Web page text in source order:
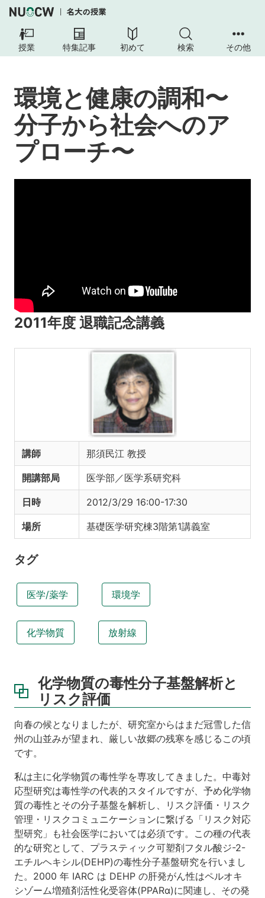
授業 特集記事 初めて 検索 その他
環境と健康の調和〜
分子から社会へのア
プローチ〜
2011年度 退職記念講義
講師 那須民江 教授
開講部局 医学部／医学系研究科
日時 2012/3/29 16:00-17:30
場所 基礎医学研究棟3階第1講義室
タグ
医学/薬学 環境学
化学物質 放射線
化学物質の毒性分子基盤解析と
リスク評価
向春の候となりましたが、研究室からはまだ冠雪した信
州の山並みが望まれ、厳しい故郷の残寒を感じるこの頃
です。
私は主に化学物質の毒性学を専攻してきました。中毒対
応型研究は毒性学の代表的スタイルですが、予め化学物
質の毒性とその分子基盤を解析し、リスク評価・リスク
管理・リスクコミュニケーションに繋げる「リスク対応
型研究」も社会医学においては必須です。この種の代表
的な研究として、プラスティック可塑剤フタル酸ジ-2-
エチルヘキシル(DEHP)の毒性分子基盤研究を行いまし
た。2000 年 IARC は DEHP の肝発がん性はペルオキ
シゾーム増殖剤活性化受容体(PPARα)に関連し、その発